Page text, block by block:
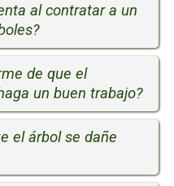
al contratar a un
de que el
un buen trabajo?
el árbol se dañe